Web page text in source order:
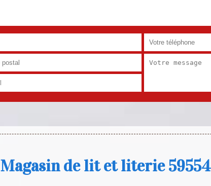
Magasin de lit et literie 59554